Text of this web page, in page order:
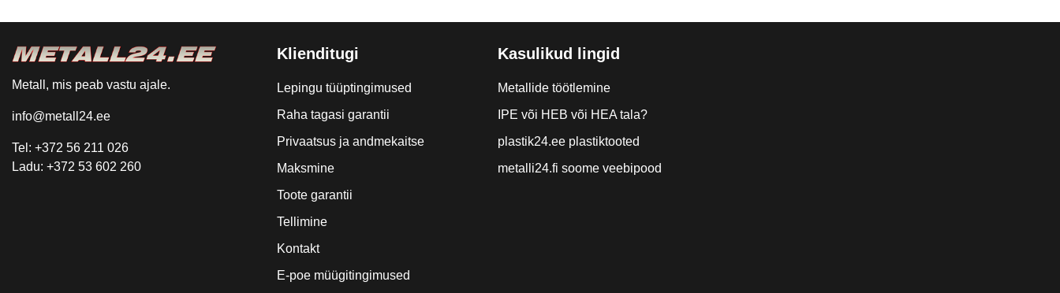
Metall, mis peab vastu ajale.
info@metall24.ee
Tel: +372 56 211 026
Ladu: +372 53 602 260
Klienditugi
Lepingu tüüptingimused
Raha tagasi garantii
Privaatsus ja andmekaitse
Maksmine
Toote garantii
Tellimine
Kontakt
E-poe müügitingimused
Kasulikud lingid
Metallide töötlemine
IPE või HEB või HEA tala?
plastik24.ee plastiktooted
metalli24.fi soome veebipood